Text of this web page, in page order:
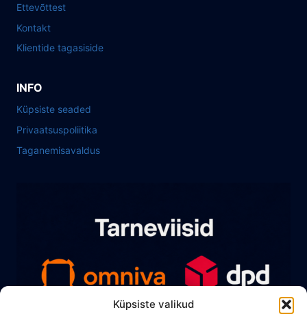
Küpsiste valikud
Ettevõttest
Kontakt
Klientide tagasiside
INFO
Küpsiste seaded
Privaatsuspoliitika
Taganemisavaldus